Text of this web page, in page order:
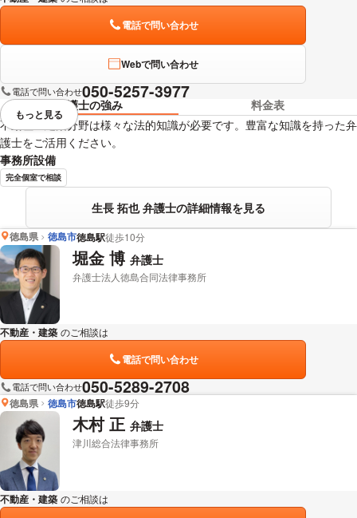
電話で問い合わせ
Webで問い合わせ
電話で問い合わせ050-5257-3977
弁護士の強み
料金表
不動産・建築分野は様々な法的知識が必要です。豊富な知識を持った弁
護士をご活用ください。
事務所設備
完全個室で相談
生長 拓也 弁護士の詳細情報を見る
視覚的に省略されている要素を
もっと見る
徳島県 徳島市徳島駅徒歩10分
堀金 博 弁護士
弁護士法人徳島合同法律事務所
不動産・建築 のご相談は
電話で問い合わせ
電話で問い合わせ050-5289-2708
徳島県 徳島市徳島駅徒歩9分
木村 正 弁護士
津川総合法律事務所
不動産・建築 のご相談は